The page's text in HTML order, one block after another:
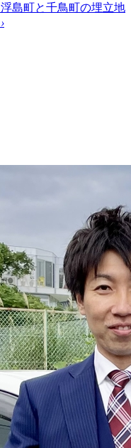
浮島町と千鳥町の埋立地
›